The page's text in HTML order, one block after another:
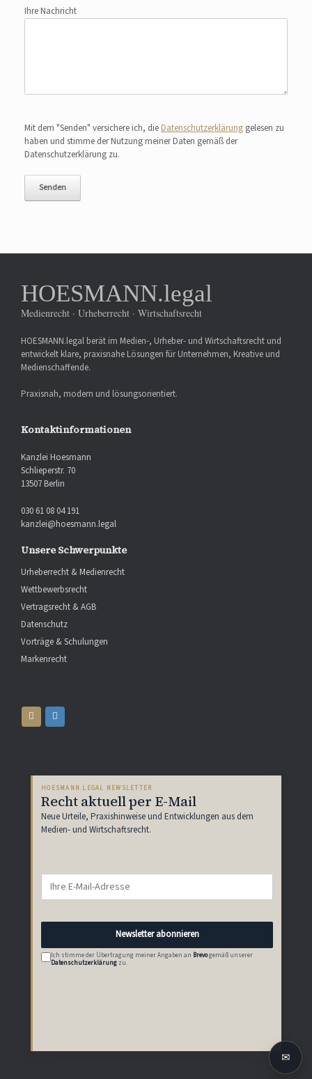
Ihre Nachricht
Mit dem "Senden" versichere ich, die Datenschutzerklärung gelesen zu
haben und stimme der Nutzung meiner Daten gemäß der
Datenschutzerklärung zu.
HOESMANN.legal
Medienrecht · Urheberrecht · Wirtschaftsrecht
HOESMANN.legal berät im Medien-, Urheber- und Wirtschaftsrecht und
entwickelt klare, praxisnahe Lösungen für Unternehmen, Kreative und
Medienschaffende.
Praxisnah, modern und lösungsorientiert.
Kontaktinformationen
Kanzlei Hoesmann
Schlieperstr. 70
13507 Berlin
030 61 08 04 191
kanzlei@hoesmann.legal
Unsere Schwerpunkte
Urheberrecht & Medienrecht
Wettbewerbsrecht
Vertragsrecht & AGB
Datenschutz
Vorträge & Schulungen
Markenrecht
HOESMANN.LEGAL NEWSLETTER
Recht aktuell per E-Mail
Neue Urteile, Praxishinweise und Entwicklungen aus dem
Medien- und Wirtschaftsrecht.
Newsletter abonnieren
Ich stimme der Übertragung meiner Angaben an Brevogemäß unserer
Datenschutzerklärung zu.
✉